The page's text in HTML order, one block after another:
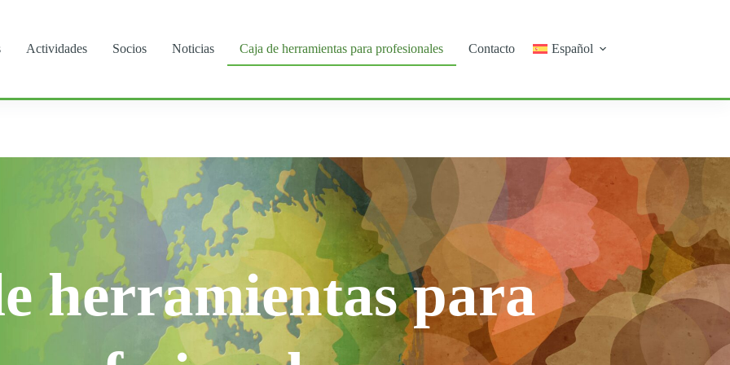
Actividades Socios Noticias Caja de herramientas para profesionales Contacto Español
herramientas para